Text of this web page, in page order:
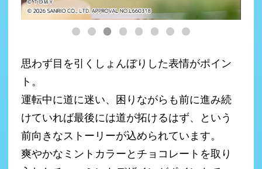
思わず目を引くしょんぼりした表情がポイン
ト。
運転中に道に迷い、困りながらも前に進み続
けていれば最後には道が拓けるはず、という
前向きなストーリーが込められています。
爽やかなミントカラーとチョコレートを取り